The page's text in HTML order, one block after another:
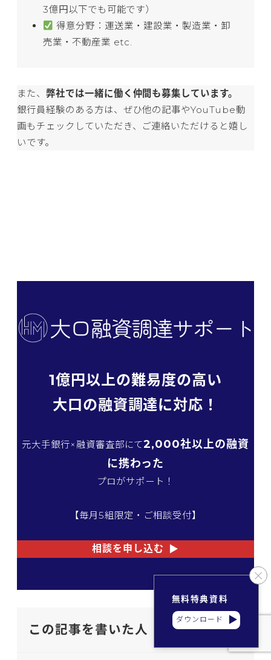
3億円以下でも可能です）
得意分野：運送業・建設業・製造業・卸
売業・不動産業 etc.
また、 弊社では一緒に働く仲間も募集しています。
銀行員経験のある方は、ぜひ他の記事やYouTube動
画もチェックしていただき、ご連絡いただけると嬉し
いです。
1億円以上の難易度の高い
大口の融資調達に対応！
元大手銀行×融資審査部にて2,000社以上の融資
に携わった
プロがサポート！
【毎月5組限定・ご相談受付】
相談を申し込む
無料特典資料
ダウンロード
この記事を書いた人